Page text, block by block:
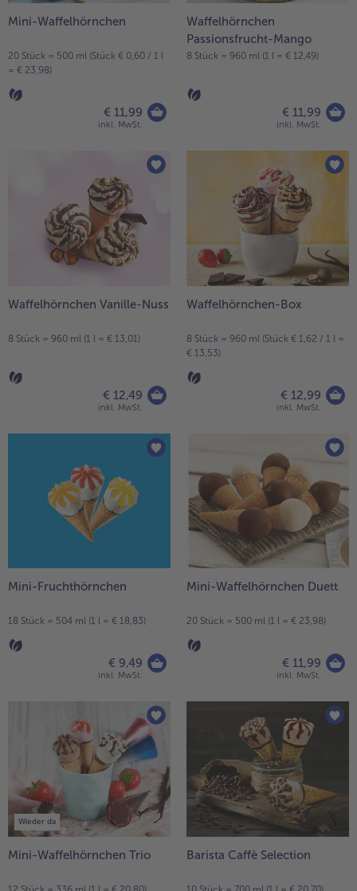
Mini-Waffelhörnchen
20 Stück = 500 ml (Stück € 0,60 / 1 l
= € 23,98)
€ 11,99
inkl. MwSt.
Waffelhörnchen
Passionsfrucht-Mango
8 Stück = 960 ml (1 l = € 12,49)
€ 11,99
inkl. MwSt.
Waffelhörnchen Vanille-Nuss
8 Stück = 960 ml (1 l = € 13,01)
€ 12,49
inkl. MwSt.
Waffelhörnchen-Box
8 Stück = 960 ml (Stück € 1,62 / 1 l =
€ 13,53)
€ 12,99
inkl. MwSt.
Mini-Fruchthörnchen
18 Stück = 504 ml (1 l = € 18,83)
€ 9,49
inkl. MwSt.
Mini-Waffelhörnchen Duett
20 Stück = 500 ml (1 l = € 23,98)
€ 11,99
inkl. MwSt.
Wieder da
Mini-Waffelhörnchen Trio Barista Caffè Selection